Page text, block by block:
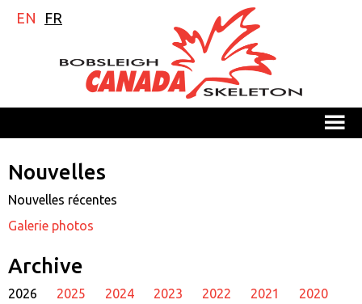
EN FR
M
Nouvelles
Nouvelles récentes
Galerie photos
Archive
2026 2025 2024 2023 2022 2021
2020